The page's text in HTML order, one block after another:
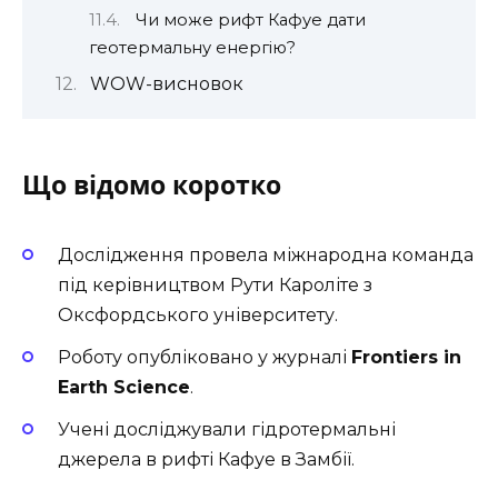
Чи може рифт Кафуе дати
геотермальну енергію?
WOW-висновок
Що відомо коротко
Дослідження провела міжнародна команда
під керівництвом Рути Кароліте з
Оксфордського університету.
Роботу опубліковано у журналі Frontiers in
Earth Science.
Учені досліджували гідротермальні
джерела в рифті Кафуе в Замбії.